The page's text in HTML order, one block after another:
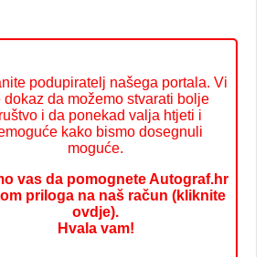
podupiratelj našega portala. Vi
dokaz da možemo stvarati bolje
i da ponekad valja htjeti i
kako bismo dosegnuli
moguće.
vas da pomognete Autograf.hr
priloga na naš račun (kliknite
ovdje).
Hvala vam!